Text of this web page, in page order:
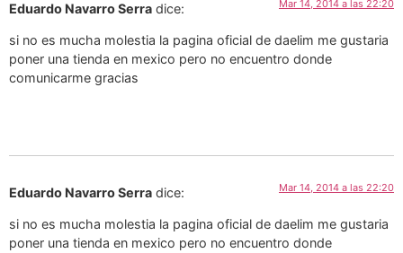
Eduardo Navarro Serra dice: Mar 14, 2014 a las 22:20
si no es mucha molestia la pagina oficial de daelim me gustaria
poner una tienda en mexico pero no encuentro donde
comunicarme gracias
Eduardo Navarro Serra dice: Mar 14, 2014 a las 22:20
si no es mucha molestia la pagina oficial de daelim me gustaria
poner una tienda en mexico pero no encuentro donde